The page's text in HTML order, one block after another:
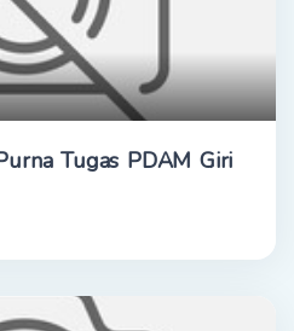
Tugas PDAM Giri